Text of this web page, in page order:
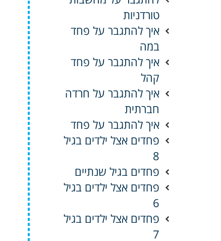
טורדניות
איך להתגבר על פחד
במה
איך להתגבר על פחד
קהל
איך להתגבר על חרדה
חברתית
איך להתגבר על פחד
פחדים אצל ילדים בגיל
8
פחדים בגיל שנתיים
פחדים אצל ילדים בגיל
6
פחדים אצל ילדים בגיל
7